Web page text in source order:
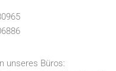
unseres Büros: